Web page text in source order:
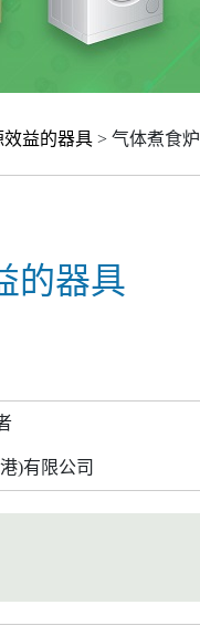
益的器具 > 气体煮食炉
的器具
)有限公司